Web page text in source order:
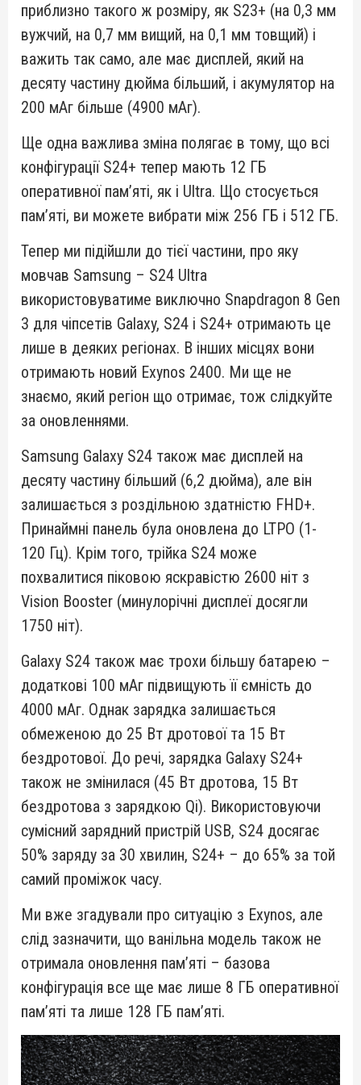
приблизно такого ж розміру, як S23+ (на 0,3 мм
вужчий, на 0,7 мм вищий, на 0,1 мм товщий) і
важить так само, але має дисплей, який на
десяту частину дюйма більший, і акумулятор на
200 мАг більше (4900 мАг).
Ще одна важлива зміна полягає в тому, що всі
конфігурації S24+ тепер мають 12 ГБ
оперативної пам’яті, як і Ultra. Що стосується
пам’яті, ви можете вибрати між 256 ГБ і 512 ГБ.
Тепер ми підійшли до тієї частини, про яку
мовчав Samsung – S24 Ultra
використовуватиме виключно Snapdragon 8 Gen
3 для чіпсетів Galaxy, S24 і S24+ отримають це
лише в деяких регіонах. В інших місцях вони
отримають новий Exynos 2400. Ми ще не
знаємо, який регіон що отримає, тож слідкуйте
за оновленнями.
Samsung Galaxy S24 також має дисплей на
десяту частину більший (6,2 дюйма), але він
залишається з роздільною здатністю FHD+.
Принаймні панель була оновлена до LTPO (1-
120 Гц). Крім того, трійка S24 може
похвалитися піковою яскравістю 2600 ніт з
Vision Booster (минулорічні дисплеї досягли
1750 ніт).
Galaxy S24 також має трохи більшу батарею –
додаткові 100 мАг підвищують її ємність до
4000 мАг. Однак зарядка залишається
обмеженою до 25 Вт дротової та 15 Вт
бездротової. До речі, зарядка Galaxy S24+
також не змінилася (45 Вт дротова, 15 Вт
бездротова з зарядкою Qi). Використовуючи
сумісний зарядний пристрій USB, S24 досягає
50% заряду за 30 хвилин, S24+ – до 65% за той
самий проміжок часу.
Ми вже згадували про ситуацію з Exynos, але
слід зазначити, що ванільна модель також не
отримала оновлення пам’яті – базова
конфігурація все ще має лише 8 ГБ оперативної
пам’яті та лише 128 ГБ пам’яті.